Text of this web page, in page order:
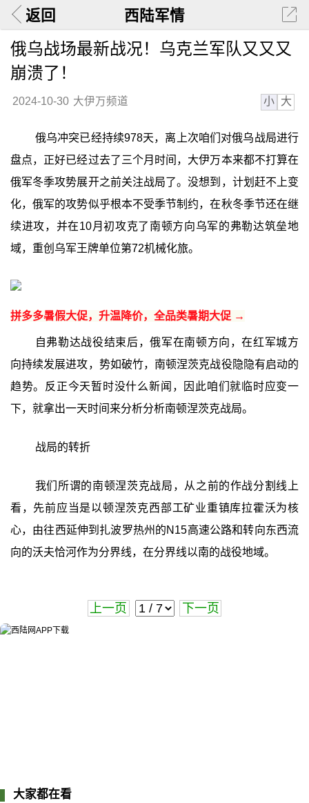
返回 西陆军情
俄乌战场最新战况！乌克兰军队又又又
崩溃了！
2024-10-30 大伊万频道 小 大
俄乌冲突已经持续978天，离上次咱们对俄乌战局进行
盘点，正好已经过去了三个月时间，大伊万本来都不打算在
俄军冬季攻势展开之前关注战局了。没想到，计划赶不上变
化，俄军的攻势似乎根本不受季节制约，在秋冬季节还在继
续进攻，并在10月初攻克了南顿方向乌军的弗勒达筑垒地
域，重创乌军王牌单位第72机械化旅。
拼多多暑假大促，升温降价，全品类暑期大促 →
自弗勒达战役结束后，俄军在南顿方向，在红军城方
向持续发展进攻，势如破竹，南顿涅茨克战役隐隐有启动的
趋势。反正今天暂时没什么新闻，因此咱们就临时应变一
下，就拿出一天时间来分析分析南顿涅茨克战局。
战局的转折
我们所谓的南顿涅茨克战局，从之前的作战分割线上
看，先前应当是以顿涅茨克西部工矿业重镇库拉霍沃为核
心，由往西延伸到扎波罗热州的N15高速公路和转向东西流
向的沃夫恰河作为分界线，在分界线以南的战役地域。
上一页 下一页
大家都在看